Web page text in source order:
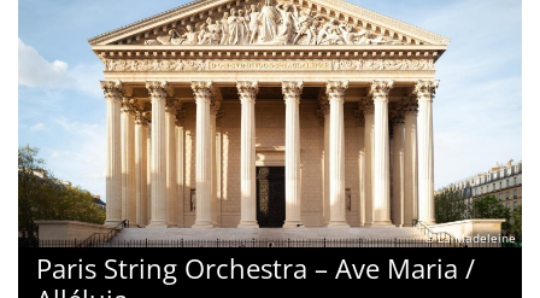
© La Madeleine
Paris String Orchestra – Ave Maria /